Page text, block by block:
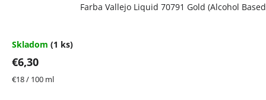
Farba Vallejo Liquid 70791 Gold (Alcohol
Skladom (1 ks)
€6,30
Jednotková
€18 / 100 ml